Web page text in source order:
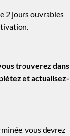
2 jours ouvrables
trouverez dans
et actualisez-
vous devrez